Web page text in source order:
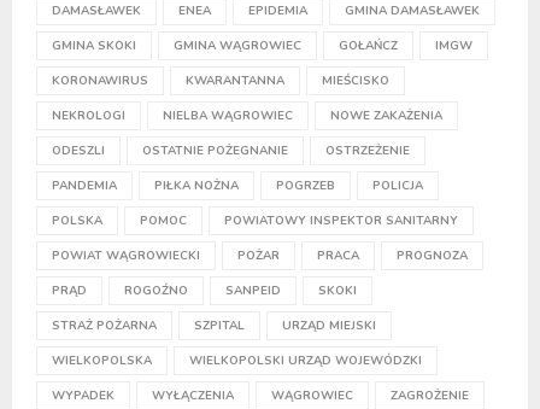
DAMASŁAWEK ENEA EPIDEMIA GMINA DAMASŁAWEK
GMINA SKOKI GMINA WĄGROWIEC GOŁAŃCZ IMGW
KORONAWIRUS KWARANTANNA MIEŚCISKO
NEKROLOGI NIELBA WĄGROWIEC NOWE ZAKAŻENIA
ODESZLI OSTATNIE POŻEGNANIE OSTRZEŻENIE
PANDEMIA PIŁKA NOŻNA POGRZEB POLICJA
POLSKA POMOC POWIATOWY INSPEKTOR SANITARNY
POWIAT WĄGROWIECKI POŻAR PRACA PROGNOZA
PRĄD ROGOŹNO SANPEID SKOKI
STRAŻ POŻARNA SZPITAL URZĄD MIEJSKI
WIELKOPOLSKA WIELKOPOLSKI URZĄD WOJEWÓDZKI
WYPADEK WYŁĄCZENIA WĄGROWIEC ZAGROŻENIE